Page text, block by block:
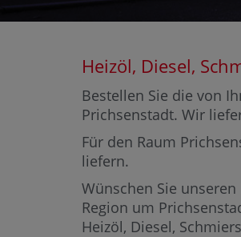
Heizöl, Diesel,
Bestellen Sie die von
Prichsenstadt. Wir
Für den Raum
liefern.
Wünschen Sie
Region um
Heizöl, Diesel,